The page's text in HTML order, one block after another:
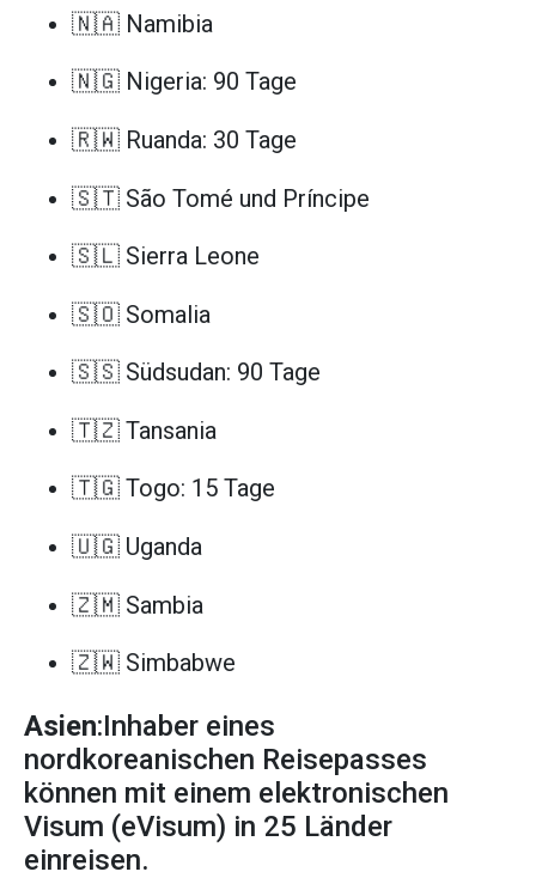
🇳🇦 Namibia
🇳🇬 Nigeria: 90 Tage
🇷🇼 Ruanda: 30 Tage
🇸🇹 São Tomé und Príncipe
🇸🇱 Sierra Leone
🇸🇴 Somalia
🇸🇸 Südsudan: 90 Tage
🇹🇿 Tansania
🇹🇬 Togo: 15 Tage
🇺🇬 Uganda
🇿🇲 Sambia
🇿🇼 Simbabwe
Asien:Inhaber eines
nordkoreanischen Reisepasses
können mit einem elektronischen
Visum (eVisum) in 25 Länder
einreisen.